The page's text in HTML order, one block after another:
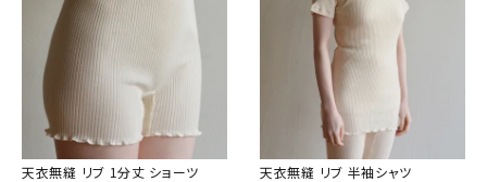
天衣無縫 リブ 1分丈 ショーツ
天衣無縫 リブ 半袖シャツ